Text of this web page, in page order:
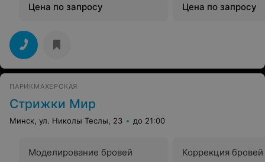
Цена по запросу
Цена по запросу
ПАРИКМАХЕРСКАЯ
Стрижки Мир
Минск, ул. Николы Теслы, 23 до 21:00
Моделирование бровей
Коррекция бровей